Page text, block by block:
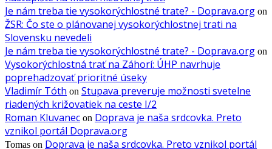
Je nám treba tie vysokorýchlostné trate? - Doprava.org on
ŽSR: Čo ste o plánovanej vysokorýchlostnej trati na
Slovensku nevedeli
Je nám treba tie vysokorýchlostné trate? - Doprava.org on
Vysokorýchlostná trať na Záhorí: ÚHP navrhuje
poprehadzovať prioritné úseky
Vladimír Tóth on Stupava preveruje možnosti svetelne
riadených križovatiek na ceste I/2
Roman Kluvanec on Doprava je naša srdcovka. Preto
vznikol portál Doprava.org
Tomas on Doprava je naša srdcovka. Preto vznikol portál